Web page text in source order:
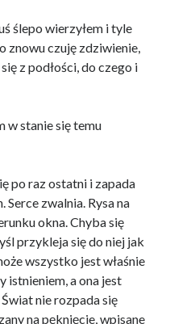
ślepo wierzyłem i tyle
znowu czuję zdziwienie,
z podłości, do czego i
w stanie się temu
po raz ostatni i zapada
Serce zwalnia. Rysa na
okna. Chyba się
przykleja się do niej jak
wszystko jest właśnie
istnieniem, a ona jest
nie rozpada się
na pęknięcie, wpisane